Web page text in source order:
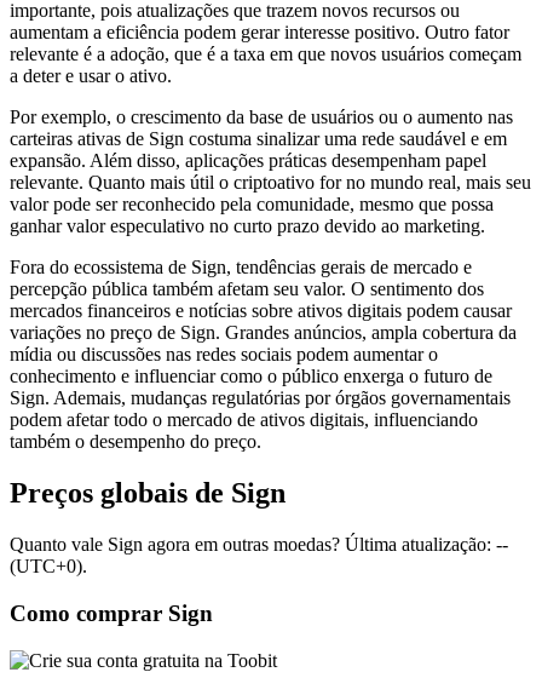
importante, pois atualizações que trazem novos recursos ou
aumentam a eficiência podem gerar interesse positivo. Outro fator
relevante é a adoção, que é a taxa em que novos usuários começam
a deter e usar o ativo.
Por exemplo, o crescimento da base de usuários ou o aumento nas
carteiras ativas de Sign costuma sinalizar uma rede saudável e em
expansão. Além disso, aplicações práticas desempenham papel
relevante. Quanto mais útil o criptoativo for no mundo real, mais seu
valor pode ser reconhecido pela comunidade, mesmo que possa
ganhar valor especulativo no curto prazo devido ao marketing.
Fora do ecossistema de Sign, tendências gerais de mercado e
percepção pública também afetam seu valor. O sentimento dos
mercados financeiros e notícias sobre ativos digitais podem causar
variações no preço de Sign. Grandes anúncios, ampla cobertura da
mídia ou discussões nas redes sociais podem aumentar o
conhecimento e influenciar como o público enxerga o futuro de
Sign. Ademais, mudanças regulatórias por órgãos governamentais
podem afetar todo o mercado de ativos digitais, influenciando
também o desempenho do preço.
Preços globais de Sign
Quanto vale Sign agora em outras moedas? Última atualização: --
(UTC+0).
Como comprar Sign